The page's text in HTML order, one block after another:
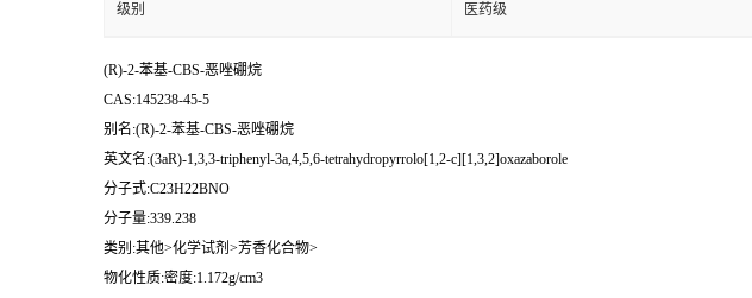
级别 医药级
(R)-2-苯基-CBS-恶唑硼烷
CAS:145238-45-5
别名:(R)-2-苯基-CBS-恶唑硼烷
英文名:(3aR)-1,3,3-triphenyl-3a,4,5,6-tetrahydropyrrolo[1,2-c][1,3,2]oxazaborole
分子式:C23H22BNO
分子量:339.238
类别:其他>化学试剂>芳香化合物>
物化性质:密度:1.172g/cm3